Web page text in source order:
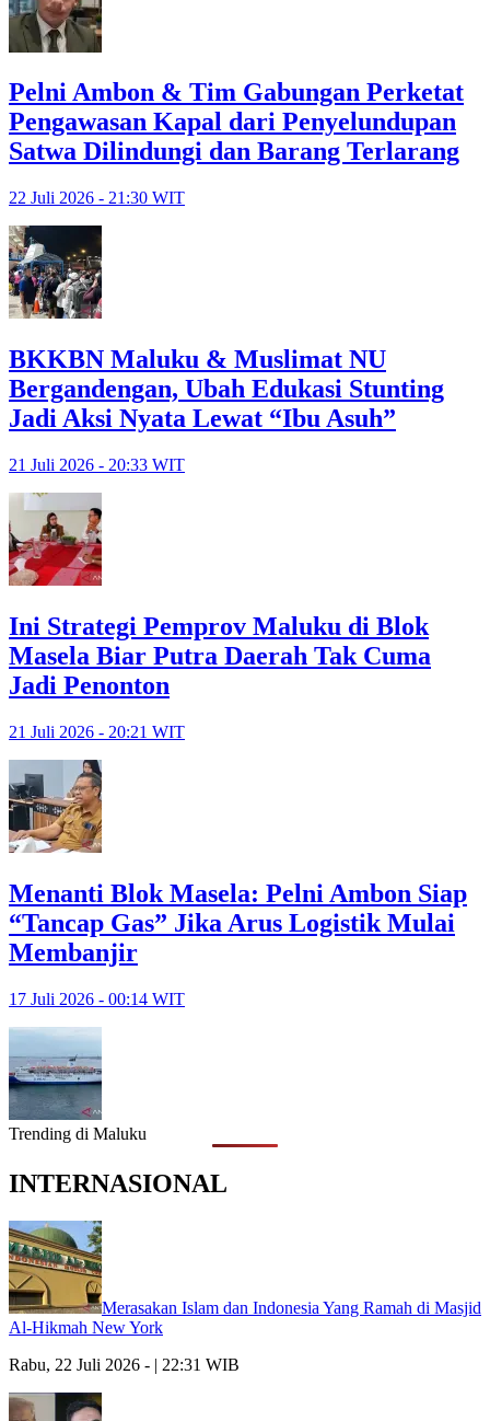
Pelni Ambon & Tim Gabungan Perketat
Pengawasan Kapal dari Penyelundupan
Satwa Dilindungi dan Barang Terlarang
22 Juli 2026 - 21:30 WIT
BKKBN Maluku & Muslimat NU
Bergandengan, Ubah Edukasi Stunting
Jadi Aksi Nyata Lewat “Ibu Asuh”
21 Juli 2026 - 20:33 WIT
Ini Strategi Pemprov Maluku di Blok
Masela Biar Putra Daerah Tak Cuma
Jadi Penonton
21 Juli 2026 - 20:21 WIT
Menanti Blok Masela: Pelni Ambon Siap
“Tancap Gas” Jika Arus Logistik Mulai
Membanjir
17 Juli 2026 - 00:14 WIT
Trending di Maluku
INTERNASIONAL
Merasakan Islam dan Indonesia Yang Ramah di Masjid
Al-Hikmah New York
Rabu, 22 Juli 2026 - | 22:31 WIB